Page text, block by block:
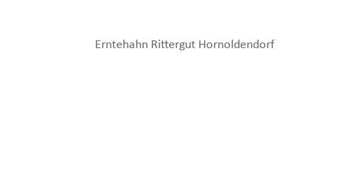
Erntehahn Rittergut Hornoldendorf